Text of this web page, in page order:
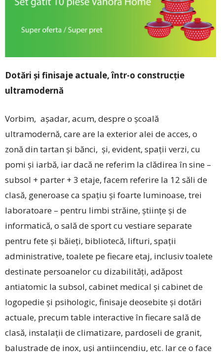
Dotări și finisaje actuale, într-o construcție
ultramodernă
Vorbim, așadar, acum, despre o școală
ultramodernă, care are la exterior alei de acces, o
zonă din tartan și bănci, și, evident, spații verzi, cu
pomi și iarbă, iar dacă ne referim la clădirea în sine –
subsol + parter + 3 etaje, facem referire la 12 săli de
clasă, generoase ca spațiu și foarte luminoase, trei
laboratoare – pentru limbi străine, științe și de
informatică, o sală de sport cu vestiare separate
pentru fete și băieți, bibliotecă, lifturi, spații
administrative, toalete pe fiecare etaj, inclusiv toalete
destinate persoanelor cu dizabilități, adăpost
antiatomic la subsol, cabinet medical și cabinet de
logopedie și psihologic, finisaje deosebite și dotări
actuale, precum table interactive în fiecare sală de
clasă, instalații de climatizare, pardoseli de granit,
balustrade de inox, uși antiincendiu, etc. Iar ce o face